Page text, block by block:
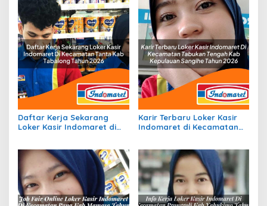
Daftar Kerja Sekarang
Loker Kasir Indomaret di
Karir Terbaru Loker Kasir
Indomaret di Kecamatan
2026